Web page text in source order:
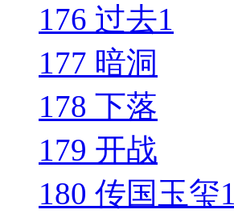
176 过去1
177 暗洞
178 下落
179 开战
180 传国玉玺1